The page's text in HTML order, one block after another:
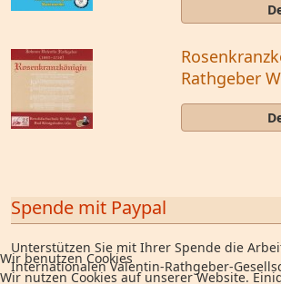
Rathgeber
Spende mit Paypal
Unterstützen Sie mit Ihrer Spende die
Internationalen Valentin-Rathgeber-
Wir benutzen Cookies
Wir nutzen Cookies auf unserer Website.